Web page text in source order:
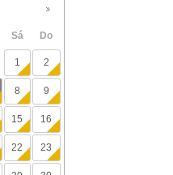
Sá Do
1 2
8 9
15 16
22 23